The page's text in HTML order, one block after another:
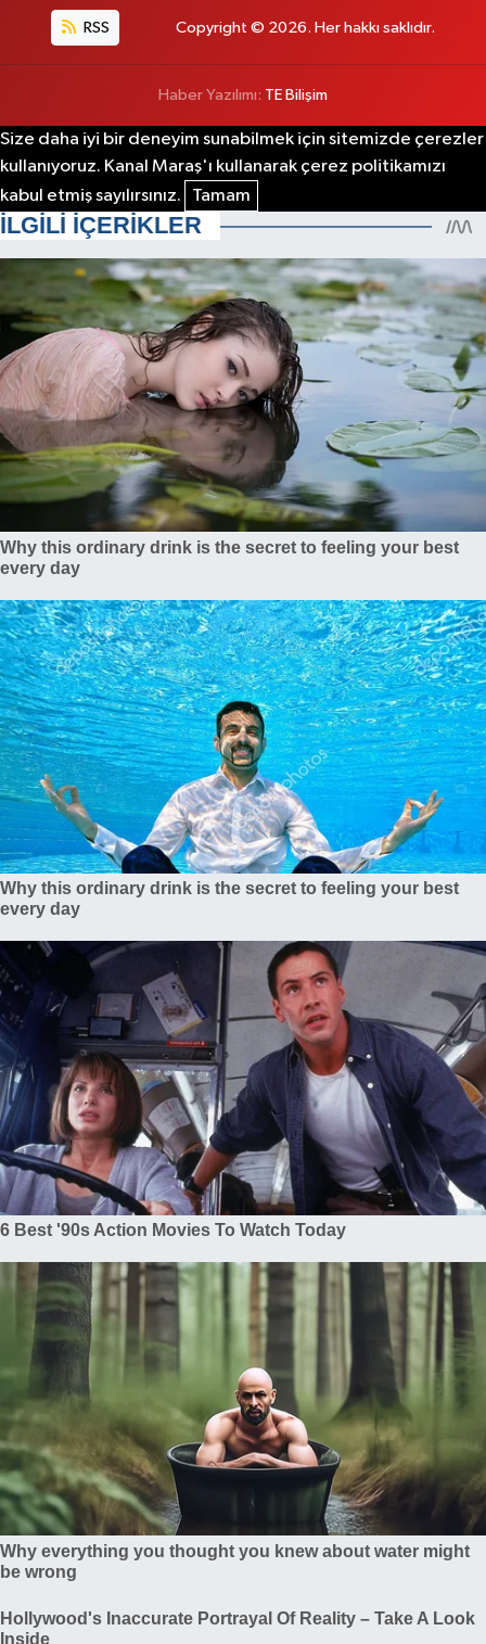
RSS Copyright © 2026. Her hakkı saklıdır.
Haber Yazılımı: TE Bilişim
Size daha iyi bir deneyim sunabilmek için sitemizde çerezler
kullanıyoruz. Kanal Maraş'ı kullanarak çerez politikamızı
kabul etmiş sayılırsınız.
Tamam